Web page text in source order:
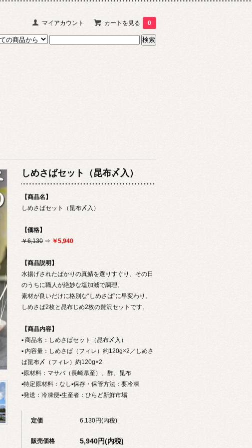
マイアカウント カートを見る 0
しめさばセット（昆布〆入）
【商品名】
しめさばセット（昆布〆入）
【価格】
￥6,130 ⇒ ￥5,940
【商品説明】
水揚げされたばかりの真鯖を選りすぐり、その日
のうちに職人が絶妙な塩加減で調理。
素材が良いだけに格別な“しめさば”に早変わり。
しめさば2枚と昆布じめ2枚の贅沢セットです。
【商品内容】
▪ 商品名：しめさばセット（昆布〆入）
▪ 内容量：しめさば（フィレ）約120g×2／しめさ
ば昆布〆（フィレ）約120g×2
▪原材料：マサバ（長崎県産）、酢、昆布
▪特定原材料：なし▪保存・保管方法：要冷凍
▪発送：冷凍便▪生産者：ひらど新鮮市場
定価 6,130円(内税)
販売価格 5,940円(内税)